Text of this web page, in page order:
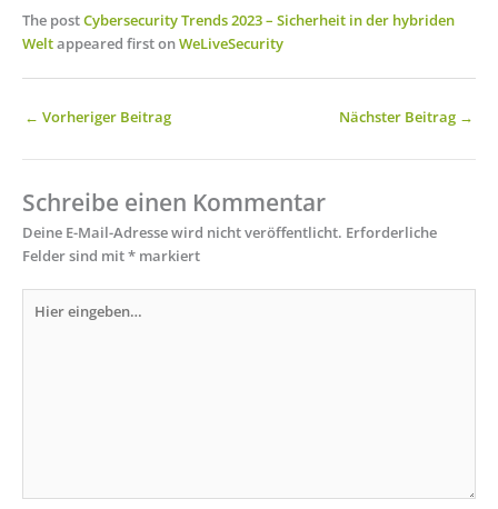
The postCybersecurity Trends 2023 – Sicherheit in der hybriden
Weltappeared first onWeLiveSecurity
← Vorheriger Beitrag Nächster Beitrag →
Schreibe einen Kommentar
Deine E-Mail-Adresse wird nicht veröffentlicht. Erforderliche
Felder sind mit* markiert
eingeben…